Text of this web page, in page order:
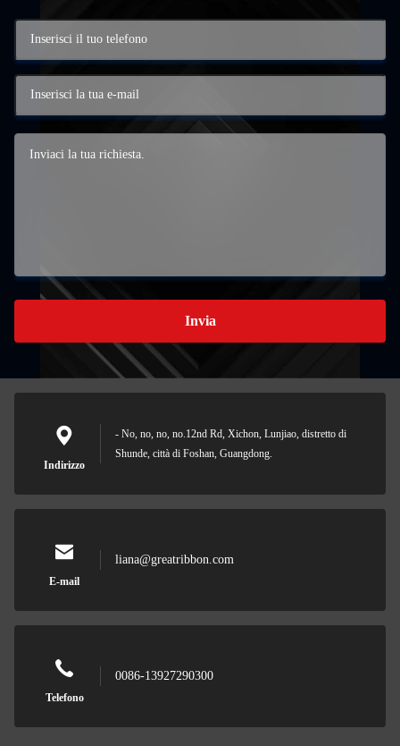
Invia
Indirizzo
- No, no, no, no.12nd Rd, Xichon, Lunjiao, distretto di
Shunde, città di Foshan, Guangdong.
E-mail
liana@greatribbon.com
Telefono
0086-13927290300